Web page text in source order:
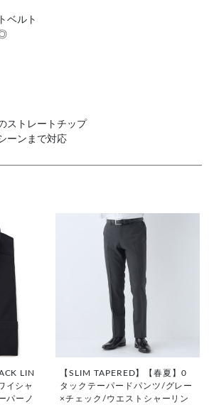
ベルト
ストレートチップ
ーンまで対応
LIN
イシャ
パーノ
【SLIM TAPERED】【春夏】0
タックテーパードパンツ/グレー
×チェック/ウエストシャーリン